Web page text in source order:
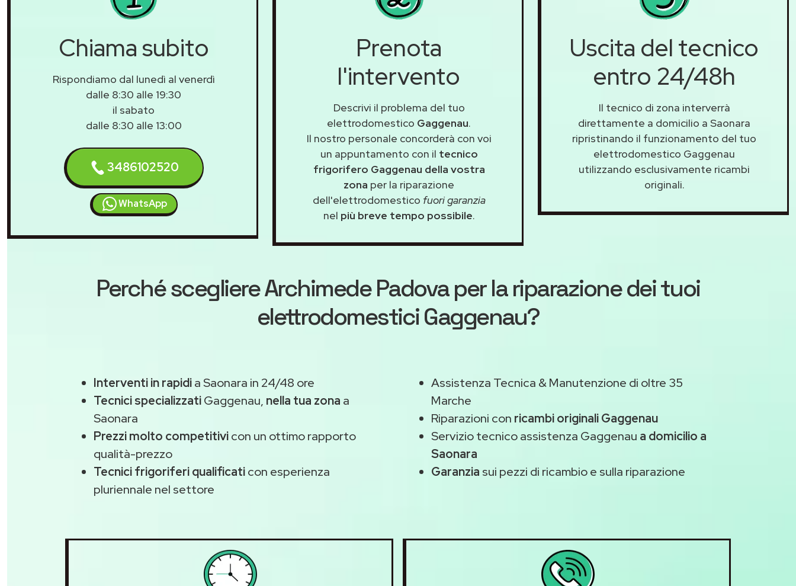
Chiama subito
Rispondiamo dal lunedì al venerdì
dalle 8:30 alle 19:30
il sabato
dalle 8:30 alle 13:00
3486102520
WhatsApp
Prenota
l'intervento
Descrivi il problema del tuo
elettrodomestico Gaggenau.
Il nostro personale concorderà con voi
un appuntamento con il tecnico
frigorifero Gaggenau della vostra
zona per la riparazione
dell'elettrodomestico fuori garanzia
nel più breve tempo possibile.
Uscita del tecnico
entro 24/48h
Il tecnico di zona interverrà
direttamente a domicilio a Saonara
ripristinando il funzionamento del tuo
elettrodomestico Gaggenau
utilizzando esclusivamente ricambi
originali.
Perché scegliereArchimede Padovaper la riparazione dei tuoi
elettrodomestici Gaggenau?
Interventi in rapidia Saonara in 24/48 ore
Tecnici specializzatiGaggenau, nella tua zona a
Saonara
Prezzi molto competitivicon un ottimo rapporto
qualità-prezzo
Tecnici frigoriferi qualificaticon esperienza
pluriennale nel settore
Assistenza Tecnica & Manutenzione di oltre 35
Marche
Riparazioni con ricambi originali Gaggenau
Servizio tecnico assistenza Gaggenau a domicilio a
Saonara
Garanzia sui pezzi di ricambio e sulla riparazione